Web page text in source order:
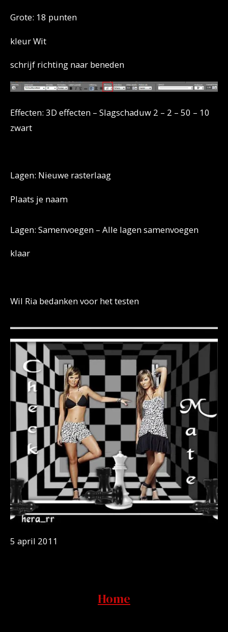
Grote: 18 punten
kleur Wit
schrijf richting naar beneden
Effecten: 3D effecten – Slagschaduw 2 – 2 – 50 – 10
zwart
Lagen: Nieuwe rasterlaag
Plaats je naam
Lagen: Samenvoegen – Alle lagen samenvoegen
klaar
Wil Ria bedanken voor het testen
5 april 2011
Home